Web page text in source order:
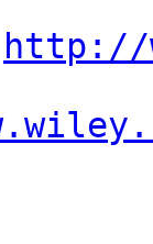
http://